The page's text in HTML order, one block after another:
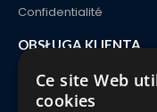
Zwroty i wymiany
FAQ
Ce site Web
cookies